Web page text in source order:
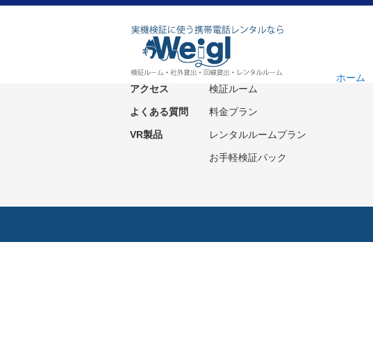
ホーム
ホーム
アクセス
よくある質問
VR製品
サービス紹介
社外貸出プラン
検証ルーム
料金プラン
レンタルルームプラン
お手軽検証パック